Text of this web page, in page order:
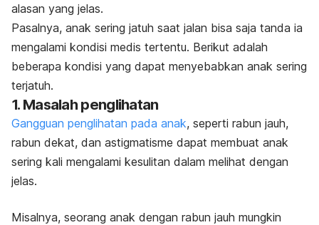
alasan yang jelas.
Pasalnya, anak sering jatuh saat jalan bisa saja tanda ia
mengalami kondisi medis tertentu. Berikut adalah
beberapa kondisi yang dapat menyebabkan anak sering
terjatuh.
1. Masalah penglihatan
Gangguan penglihatan pada anak, seperti rabun jauh,
rabun dekat, dan astigmatisme dapat membuat anak
sering kali mengalami kesulitan dalam melihat dengan
jelas.
Misalnya, seorang anak dengan rabun jauh mungkin